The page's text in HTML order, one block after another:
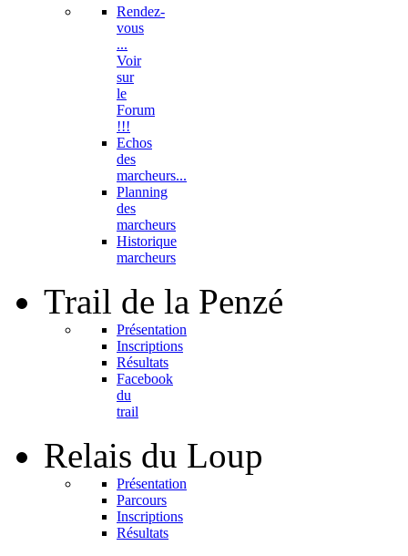
Rendez-
vous
...
Voir
sur
le
Forum
!!!
Echos
des
marcheurs...
Planning
des
marcheurs
Historique
marcheurs
Trail de la Penzé
Présentation
Inscriptions
Résultats
Facebook
du
trail
Relais du Loup
Présentation
Parcours
Inscriptions
Résultats